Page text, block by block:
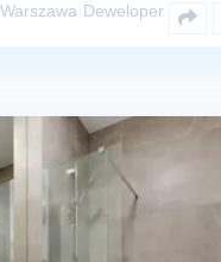
Deweloper